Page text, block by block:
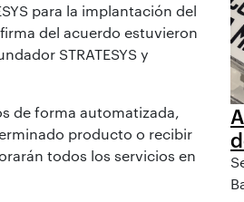
para la implantación del
del acuerdo estuvieron
STRATESYS y
de forma automatizada,
producto o recibir
todos los servicios en